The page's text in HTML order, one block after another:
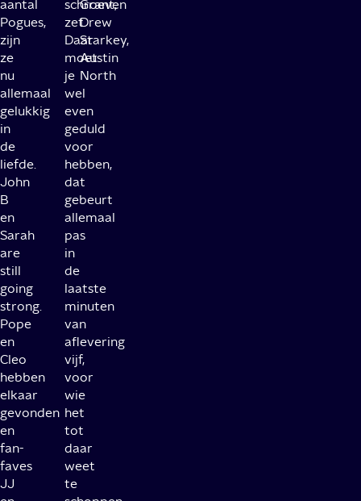
aantal
Pogues,
zijn
ze
nu
allemaal
gelukkig
in
de
liefde.
John
B
en
Sarah
are
still
going
strong.
Pope
en
Cleo
hebben
elkaar
gevonden
en
fan-
faves
JJ
schroeven
zet.
Daar
moet
je
wel
even
geduld
voor
hebben,
dat
gebeurt
allemaal
pas
in
de
laatste
minuten
van
aflevering
vijf,
voor
wie
het
tot
daar
weet
te
Grant,
Drew
Starkey,
Austin
North